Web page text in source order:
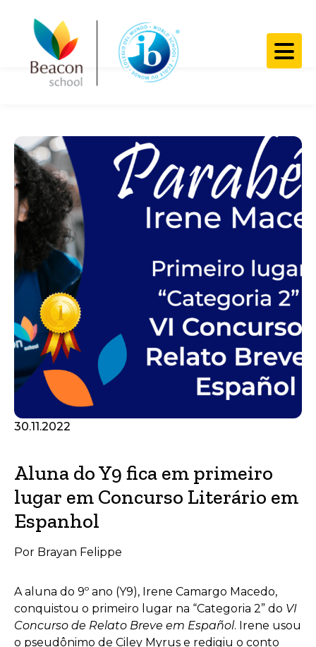
30.11.2022
Aluna do Y9 fica em primeiro
lugar em Concurso Literário em
Espanhol
Por Brayan Felippe
A aluna do 9º ano (Y9), Irene Camargo Macedo,
conquistou o primeiro lugar na “Categoria 2” do VI
Concurso de Relato Breve em Español. Irene usou
o pseudônimo de Ciley Myrus e redigiu o conto